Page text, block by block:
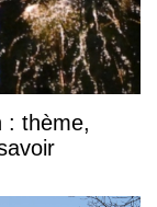
: thème,